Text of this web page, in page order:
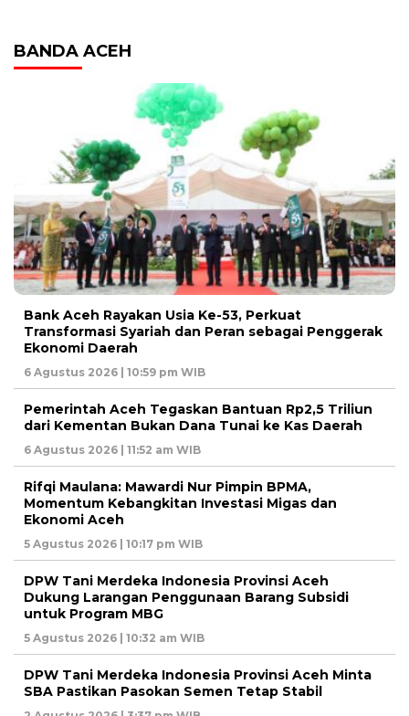
BANDA ACEH
Bank Aceh Rayakan Usia Ke-53, Perkuat
Transformasi Syariah dan Peran sebagai Penggerak
Ekonomi Daerah
6 Agustus 2026 | 10:59 pm WIB
Pemerintah Aceh Tegaskan Bantuan Rp2,5 Triliun
dari Kementan Bukan Dana Tunai ke Kas Daerah
6 Agustus 2026 | 11:52 am WIB
Rifqi Maulana: Mawardi Nur Pimpin BPMA,
Momentum Kebangkitan Investasi Migas dan
Ekonomi Aceh
5 Agustus 2026 | 10:17 pm WIB
DPW Tani Merdeka Indonesia Provinsi Aceh
Dukung Larangan Penggunaan Barang Subsidi
untuk Program MBG
5 Agustus 2026 | 10:32 am WIB
DPW Tani Merdeka Indonesia Provinsi Aceh Minta
SBA Pastikan Pasokan Semen Tetap Stabil